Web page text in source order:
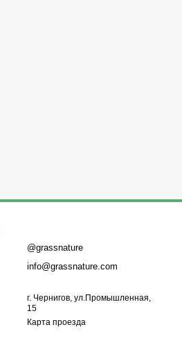
@grassnature
info@grassnature.com
г. Чернигов, ул.Промышленная,
15
Карта проезда